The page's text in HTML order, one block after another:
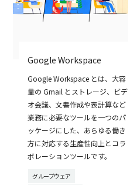
Google Workspace
Google Workspace とは、大容
量の Gmail とストレージ、ビデ
オ会議、文書作成や表計算など
業務に必要なツールを一つのパ
ッケージにした、あらゆる働き
方に対応する生産性向上とコラ
ボレーションツールです。
グループウェア